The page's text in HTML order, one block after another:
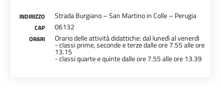
INDIRIZZO Strada Burgiano – San Martino in Colle – Perugia
CAP 06132
ORARI Orario delle attività didattiche: dal lunedì al venerdì
- classi prime, seconde e terze dalle ore 7.55 alle ore
13.15
- classi quarte e quinte dalle ore 7.55 alle ore 13.39